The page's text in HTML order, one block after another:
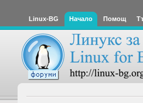
Linux-BG Начало Помощ